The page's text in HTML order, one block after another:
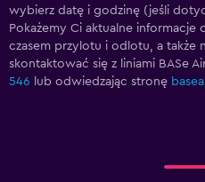
wybierz datę i godzinę (jeśli
Pokażemy Ci aktualne informacje
czasem przylotu i odlotu, a także
skontaktować się z liniami BASe
546 lub odwiedzając stronę